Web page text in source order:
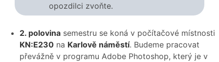
opozdilci zvoňte.
2. polovina semestru se koná v počítačové místnosti
KN:E230 na Karlově náměstí. Budeme pracovat
převážně v programu Adobe Photoshop, který je v